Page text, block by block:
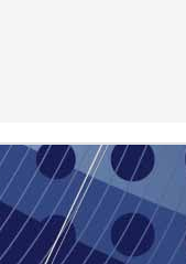
אביב, מעבדה עתירת תקציב
כמו שאומרים "בפנים שלכם":
לי את האלגוריתם של זיהוי
כל אלמנט באלגוריתם
להרוס את המודל באלף